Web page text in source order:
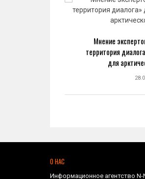
Мнение
территория
для
О НАС
Информационное агентство N-